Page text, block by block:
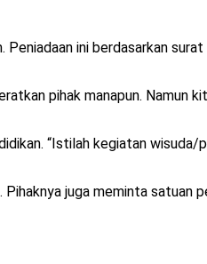
ini berdasarkan
pihak manapun. Namun
“Istilah kegiatan wisuda/
juga meminta satuan